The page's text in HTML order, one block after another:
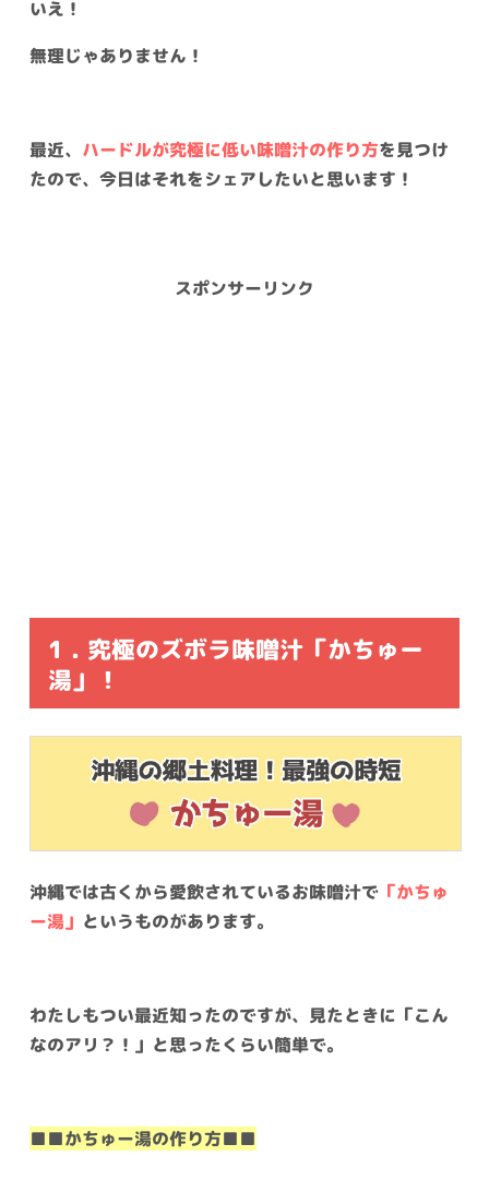
いえ！
無理じゃありません！
最近、 ハードルが究極に低い味噌汁の作り方を見つけ
たので、今日はそれをシェアしたいと思います！
スポンサーリンク
1 . 究極のズボラ味噌汁「かちゅー
湯」！
沖縄では古くから愛飲されているお味噌汁で 「かちゅ
ー湯」 というものがあります。
わたしもつい最近知ったのですが、見たときに「こん
なのアリ？！」と思ったくらい簡単で。
■■かちゅー湯の作り方■■